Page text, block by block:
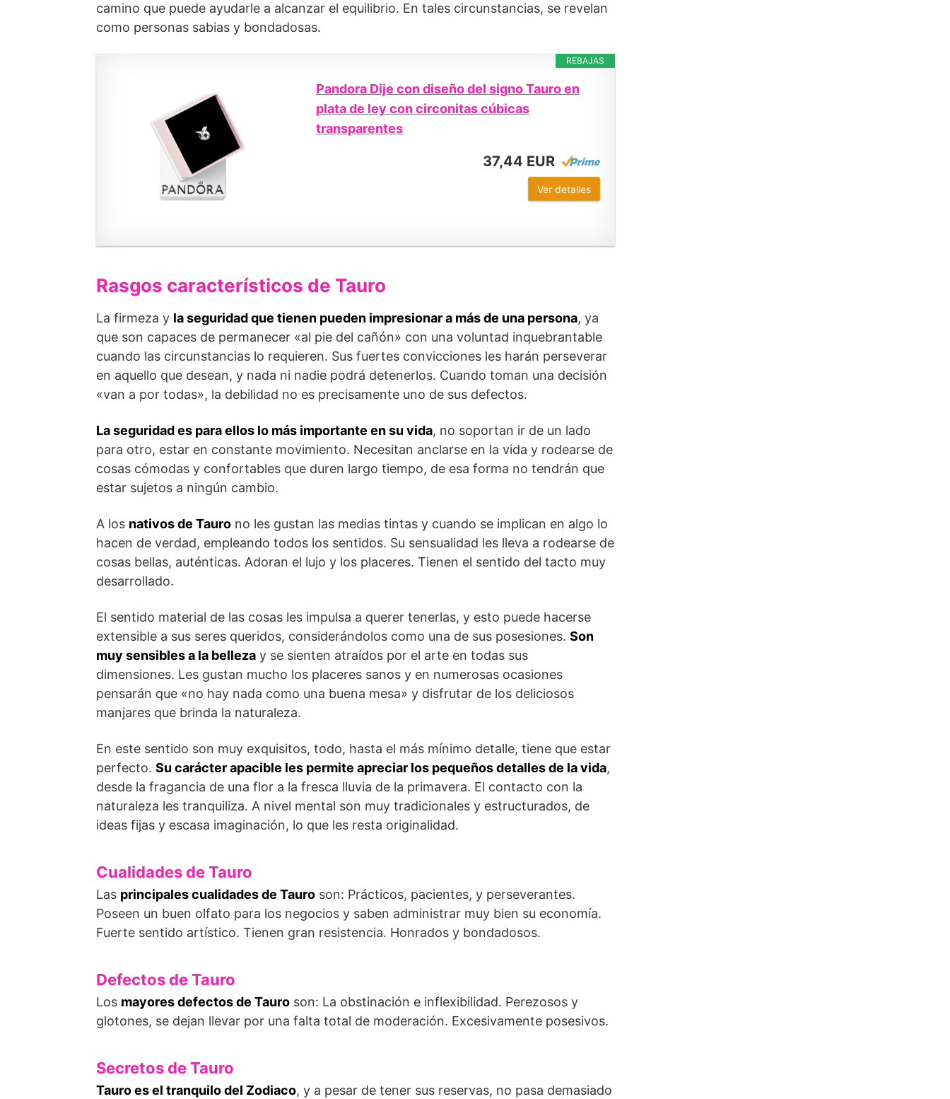
camino que puede ayudarle a alcanzar el equilibrio. En tales circunstancias, se revelan
como personas sabias y bondadosas.
REBAJAS
Pandora Dije con diseño del signo Tauro en
plata de ley con circonitas cúbicas
transparentes
37,44 EUR
Ver detalles
Rasgos característicos de Tauro
La firmeza y la seguridad que tienen pueden impresionar a más de una persona, ya
que son capaces de permanecer «al pie del cañón» con una voluntad inquebrantable
cuando las circunstancias lo requieren. Sus fuertes convicciones les harán perseverar
en aquello que desean, y nada ni nadie podrá detenerlos. Cuando toman una decisión
«van a por todas», la debilidad no es precisamente uno de sus defectos.
La seguridad es para ellos lo más importante en su vida, no soportan ir de un lado
para otro, estar en constante movimiento. Necesitan anclarse en la vida y rodearse de
cosas cómodas y confortables que duren largo tiempo, de esa forma no tendrán que
estar sujetos a ningún cambio.
A los nativos de Tauro no les gustan las medias tintas y cuando se implican en algo lo
hacen de verdad, empleando todos los sentidos. Su sensualidad les lleva a rodearse de
cosas bellas, auténticas. Adoran el lujo y los placeres. Tienen el sentido del tacto muy
desarrollado.
El sentido material de las cosas les impulsa a querer tenerlas, y esto puede hacerse
extensible a sus seres queridos, considerándolos como una de sus posesiones. Son
muy sensibles a la belleza y se sienten atraídos por el arte en todas sus
dimensiones. Les gustan mucho los placeres sanos y en numerosas ocasiones
pensarán que «no hay nada como una buena mesa» y disfrutar de los deliciosos
manjares que brinda la naturaleza.
En este sentido son muy exquisitos, todo, hasta el más mínimo detalle, tiene que estar
perfecto. Su carácter apacible les permite apreciar los pequeños detalles de la vida,
desde la fragancia de una flor a la fresca lluvia de la primavera. El contacto con la
naturaleza les tranquiliza. A nivel mental son muy tradicionales y estructurados, de
ideas fijas y escasa imaginación, lo que les resta originalidad.
Cualidades de Tauro
Las principales cualidades de Tauro son: Prácticos, pacientes, y perseverantes.
Poseen un buen olfato para los negocios y saben administrar muy bien su economía.
Fuerte sentido artístico. Tienen gran resistencia. Honrados y bondadosos.
Defectos de Tauro
Los mayores defectos de Tauro son: La obstinación e inflexibilidad. Perezosos y
glotones, se dejan llevar por una falta total de moderación. Excesivamente posesivos.
Secretos de Tauro
Tauro es el tranquilo del Zodiaco, y a pesar de tener sus reservas, no pasa demasiado